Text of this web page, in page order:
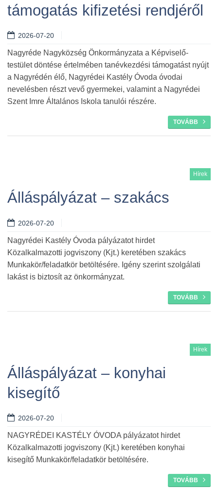
támogatás kifizetési rendjéről
2026-07-20
Nagyréde Nagyközség Önkormányzata a Képviselő-
testület döntése értelmében tanévkezdési támogatást nyújt
a Nagyrédén élő, Nagyrédei Kastély Óvoda óvodai
nevelésben részt vevő gyermekei, valamint a Nagyrédei
Szent Imre Általános Iskola tanulói részére.
TOVÁBB
Hírek
Álláspályázat – szakács
2026-07-20
Nagyrédei Kastély Óvoda pályázatot hirdet
Közalkalmazotti jogviszony (Kjt.) keretében szakács
Munkakör/feladatkör betöltésére. Igény szerint szolgálati
lakást is biztosít az önkormányzat.
TOVÁBB
Hírek
Álláspályázat – konyhai
kisegítő
2026-07-20
NAGYRÉDEI KASTÉLY ÓVODA pályázatot hirdet
Közalkalmazotti jogviszony (Kjt.) keretében konyhai
kisegítő Munkakör/feladatkör betöltésére.
TOVÁBB